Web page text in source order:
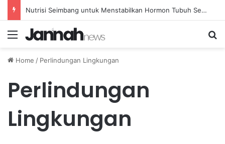
Nutrisi Seimbang untuk Menstabilkan Hormon Tubuh Secara Alami dan Aman Setiap Hari
Menu
Home / Perlindungan Lingkungan
Perlindungan
Lingkungan